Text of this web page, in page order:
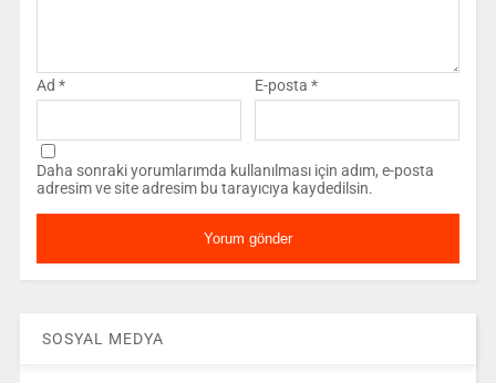
Ad * E-posta *
Daha sonraki yorumlarımda kullanılması için adım, e-posta
adresim ve site adresim bu tarayıcıya kaydedilsin.
SOSYAL MEDYA